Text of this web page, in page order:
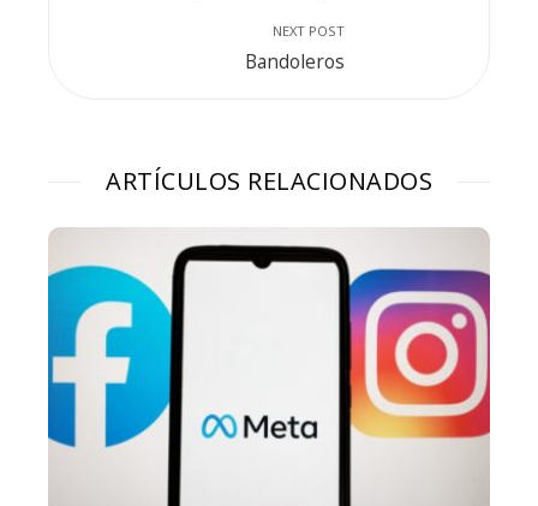
NEXT POST
Bandoleros
ARTÍCULOS RELACIONADOS